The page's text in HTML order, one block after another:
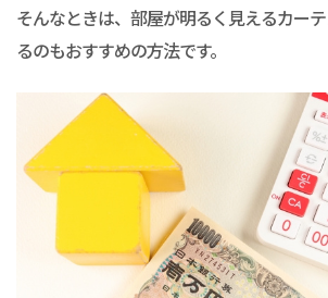
そんなときは、部屋が明るく見えるカー
るのもおすすめの方法です。